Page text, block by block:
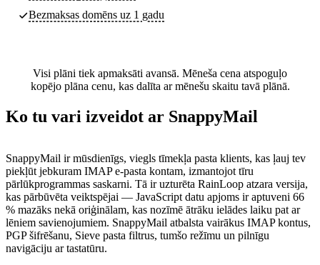
Bezmaksas domēns uz 1 gadu
Visi plāni tiek apmaksāti avansā. Mēneša cena atspoguļo
kopējo plāna cenu, kas dalīta ar mēnešu skaitu tavā plānā.
Ko tu vari izveidot ar SnappyMail
SnappyMail ir mūsdienīgs, viegls tīmekļa pasta klients, kas ļauj tev
piekļūt jebkuram IMAP e-pasta kontam, izmantojot tīru
pārlūkprogrammas saskarni. Tā ir uzturēta RainLoop atzara versija,
kas pārbūvēta veiktspējai — JavaScript datu apjoms ir aptuveni 66
% mazāks nekā oriģinālam, kas nozīmē ātrāku ielādes laiku pat ar
lēniem savienojumiem. SnappyMail atbalsta vairākus IMAP kontus,
PGP šifrēšanu, Sieve pasta filtrus, tumšo režīmu un pilnīgu
navigāciju ar tastatūru.